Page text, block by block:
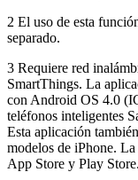
2 El uso de esta
separado.
3 Requiere red
SmartThings. La
con Android OS 4.0
teléfonos inteligentes
Esta aplicación
modelos de iPhone.
App Store y Play Store.